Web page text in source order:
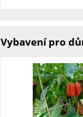
Vybavení pro